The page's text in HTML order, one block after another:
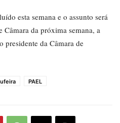
esta semana e o assunto será
Câmara da próxima semana, a
presidente da Câmara de
PAEL